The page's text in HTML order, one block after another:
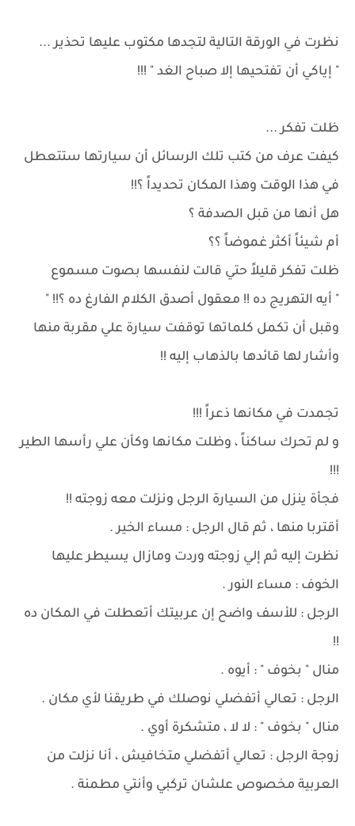
نظرت في الورقة التالية لتجدها مكتوب عليها تحذير ...
" إياكي أن تفتحيها إلا صباح الغد " !!!
ظلت تفكر ...
كيفت عرف من كتب تلك الرسائل أن سيارتها ستتعطل
في هذا الوقت وهذا المكان تحديداً ؟!!
هل أنها من قبل الصدفة ؟
أم شيئاً أكثر غموضاً ؟؟
ظلت تفكر قليلاً حتي قالت لنفسها بصوت مسموع
" أيه التهريج ده !! معقول أصدق الكلام الفارغ ده ؟!! "
وقبل أن تكمل كلماتها توقفت سيارة علي مقربة منها
وأشار لها قائدها بالذهاب إليه !!
تجمدت في مكانها ذعراً !!!
و لم تحرك ساكناً ، وظلت مكانها وكأن علي رأسها الطير
!!!
فجأة ينزل من السيارة الرجل ونزلت معه زوجته !!
أقتربا منها ، ثم قال الرجل : مساء الخير .
نظرت إليه ثم إلي زوجته وردت ومازال يسيطر عليها
الخوف : مساء النور .
الرجل : للأسف واضح إن عربيتك أتعطلت في المكان ده
!!
منال " بخوف " : أيوه .
الرجل : تعالي أتفضلي نوصلك في طريقنا لأي مكان .
منال " بخوف " : لا لا ، متشكرة أوي .
زوجة الرجل : تعالي أتفضلي متخافيش ، أنا نزلت من
العربية مخصوص علشان تركبي وأنتي مطمنة .